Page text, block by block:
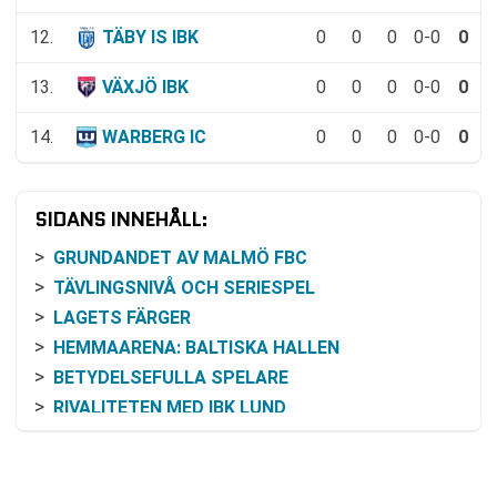
12. TÄBY IS IBK 0 0 0 0-0 0
13. VÄXJÖ IBK 0 0 0 0-0 0
14. WARBERG IC 0 0 0 0-0 0
SIDANS INNEHÅLL:
GRUNDANDET AV MALMÖ FBC
TÄVLINGSNIVÅ OCH SERIESPEL
LAGETS FÄRGER
HEMMAARENA: BALTISKA HALLEN
BETYDELSEFULLA SPELARE
RIVALITETEN MED IBK LUND